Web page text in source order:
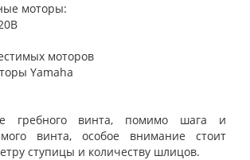
моторы:
моторов
Yamaha
гребного винта, помимо шага и
винта, особое внимание стоит
ступицы и количеству шлицов.